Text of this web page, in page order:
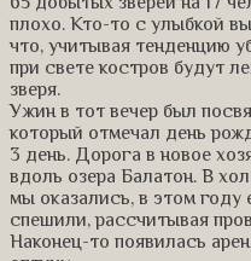
плохо. Кто-то с улыбкой
что, учитывая тенденцию
при свете костров будут
зверя.
Ужин в тот вечер был
который отмечал день
3 день. Дорога в новое
вдоль озера Балатон. В
мы оказались, в этом
спешили, рассчитывая
Наконец-то появилась